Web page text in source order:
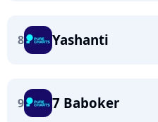
8 Yashanti
9 7 Baboker